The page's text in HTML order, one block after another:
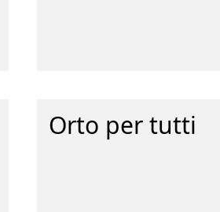
Orto per tutti